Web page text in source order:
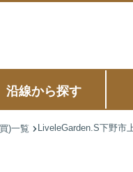
沿線から探す
)一覧 LiveleGarden.S下野市